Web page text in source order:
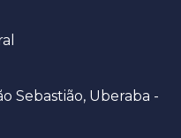
Sebastião, Uberaba -